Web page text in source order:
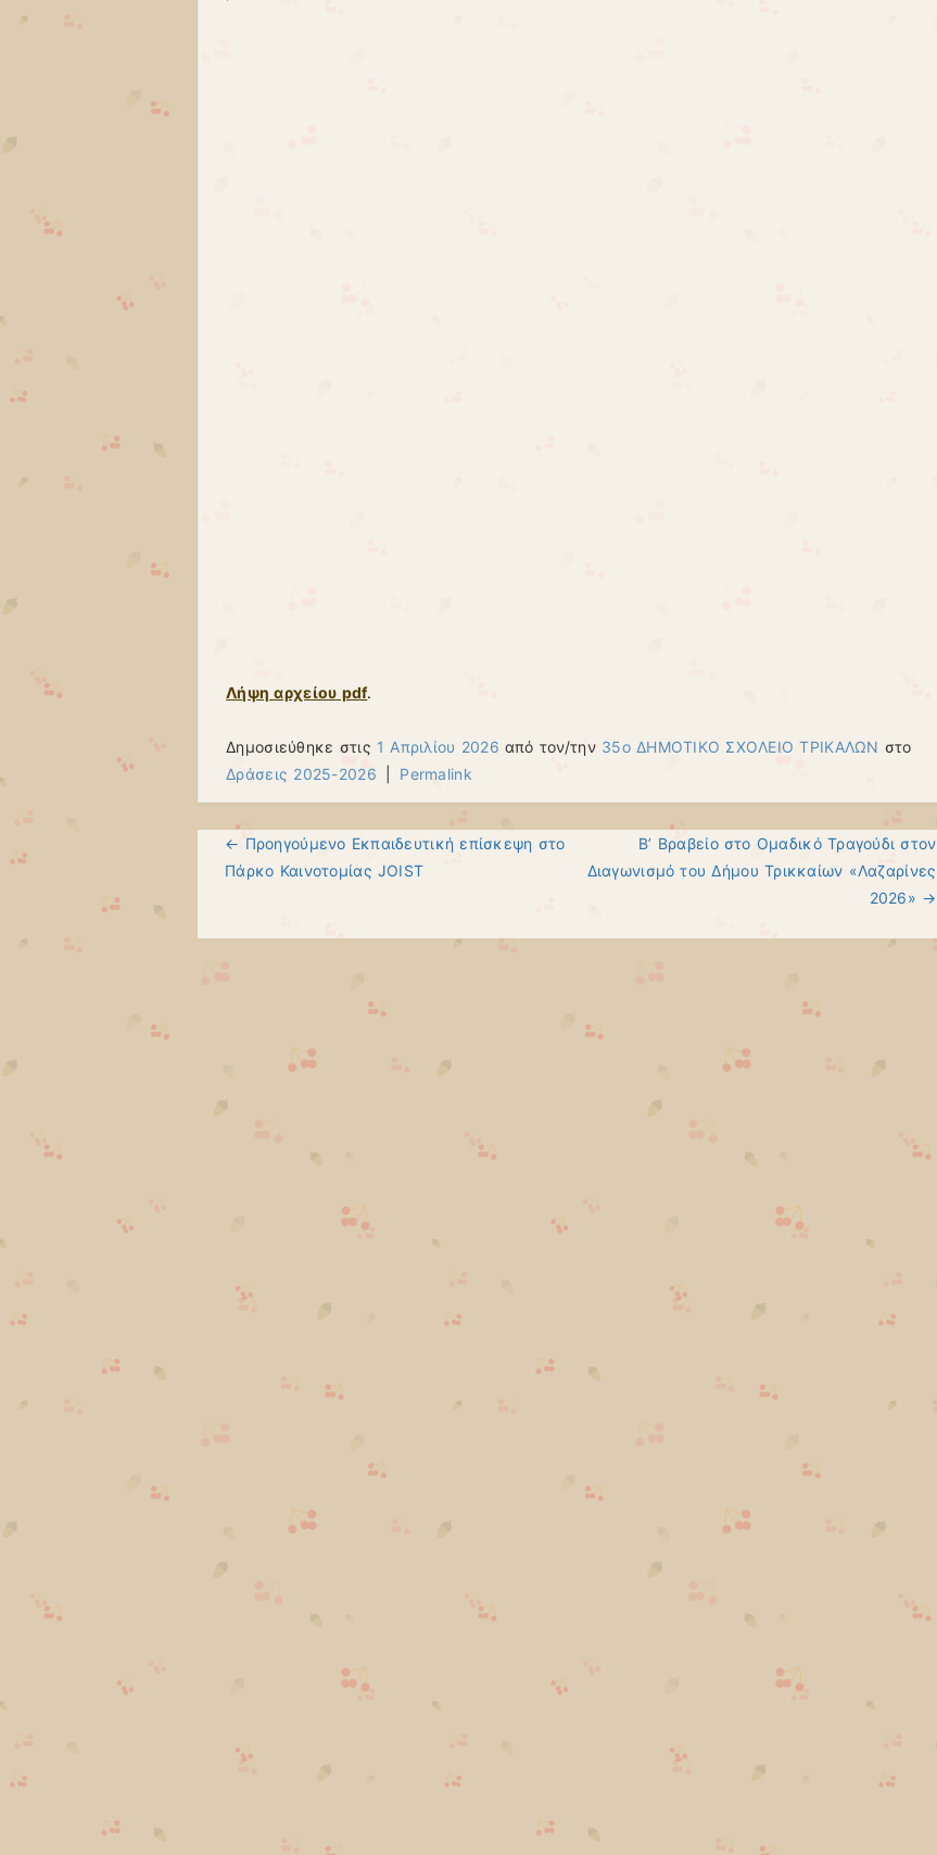
Λήψη αρχείου pdf.
Δημοσιεύθηκε στις 1 Απριλίου 2026 από τον/την 35ο ΔΗΜΟΤΙΚΟ ΣΧΟΛΕΙΟ ΤΡΙΚΑΛΩΝ στο
Δράσεις 2025-2026
Permalink
Πλοήγηση άρθρων
← Προηγούμενo Εκπαιδευτική επίσκεψη στο
Πάρκο Καινοτομίας JOIST
Β’ Βραβείο στο Ομαδικό Τραγούδι στον
Διαγωνισμό του Δήμου Τρικκαίων «Λαζαρίνες
2026» →